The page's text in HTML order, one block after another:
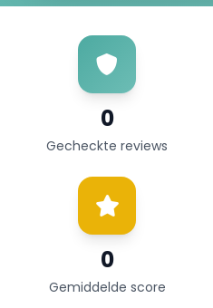
0
Gecheckte reviews
0
Gemiddelde score